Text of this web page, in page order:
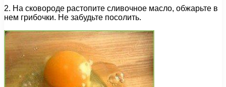
2. На сковороде растопите сливочное масло, обжарьте в
нем грибочки. Не забудьте посолить.